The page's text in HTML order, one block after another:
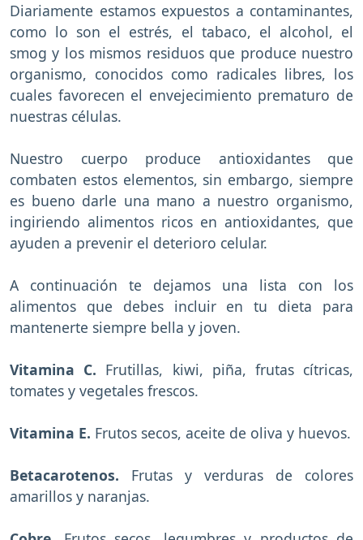
Diariamente estamos expuestos a contaminantes,
como lo son el estrés, el tabaco, el alcohol, el
smog y los mismos residuos que produce nuestro
organismo, conocidos como radicales libres, los
cuales favorecen el envejecimiento prematuro de
nuestras células.
Nuestro cuerpo produce antioxidantes que
combaten estos elementos, sin embargo, siempre
es bueno darle una mano a nuestro organismo,
ingiriendo alimentos ricos en antioxidantes, que
ayuden a prevenir el deterioro celular.
A continuación te dejamos una lista con los
alimentos que debes incluir en tu dieta para
mantenerte siempre bella y joven.
Vitamina C. Frutillas, kiwi, piña, frutas cítricas,
tomates y vegetales frescos.
Vitamina E. Frutos secos, aceite de oliva y huevos.
Betacarotenos. Frutas y verduras de colores
amarillos y naranjas.